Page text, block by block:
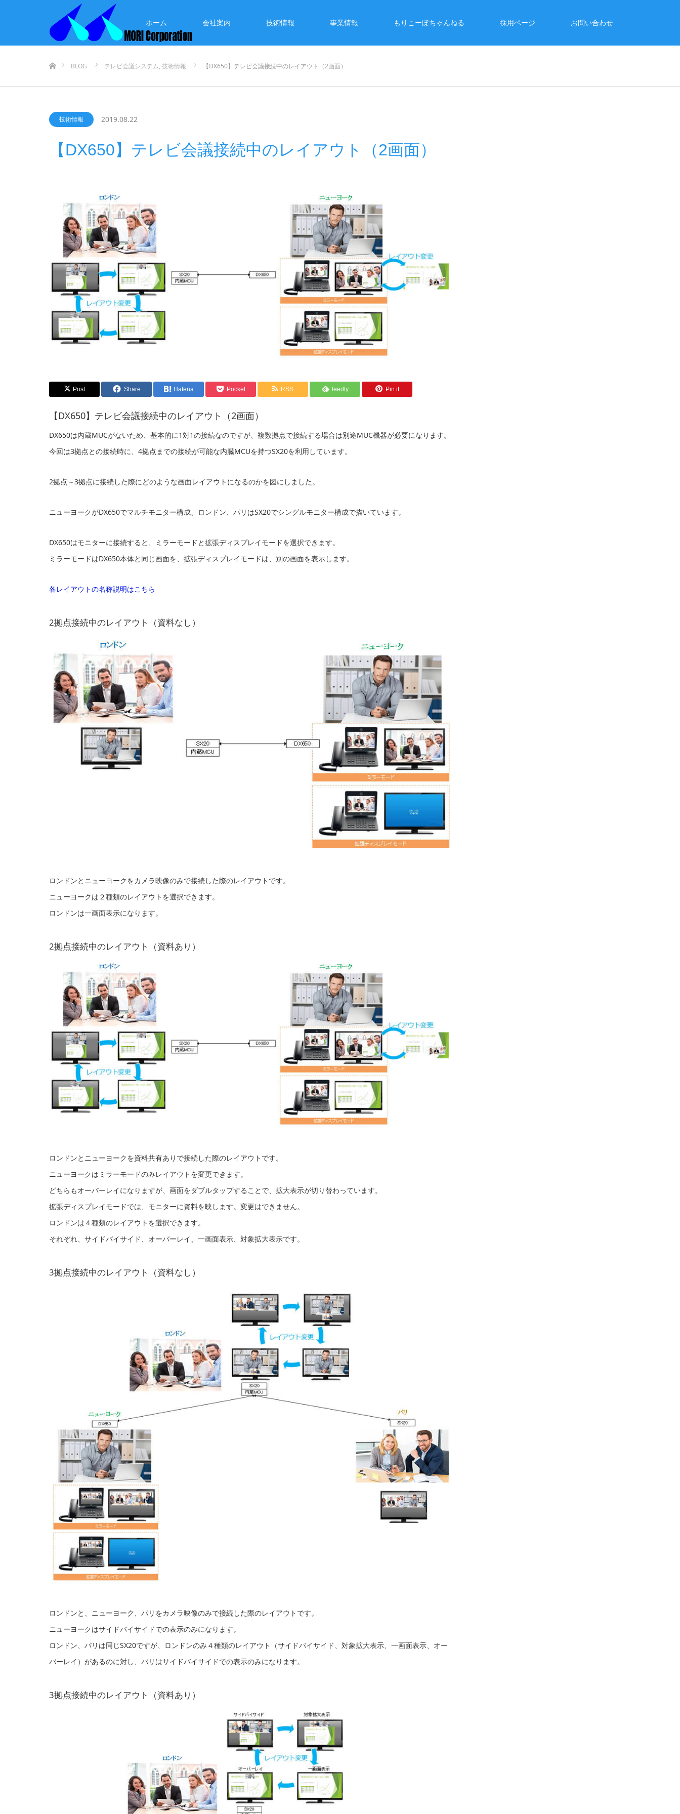
ホーム 会社案内 技術情報 事業情報 もりこーぽちゃんねる 採用ページ お問い合わせ
BLOG
テレビ会議システム, 技術情報 【DX650】テレビ会議接続中のレイアウト（2画面）
技術情報 2019.08.22
【DX650】テレビ会議接続中のレイアウト（2画面）
Post Share Hatena Pocket RSS feedly Pin it
【DX650】テレビ会議接続中のレイアウト（2画面）
DX650は内蔵MUCがないため、基本的に1対1の接続なのですが、複数拠点で接続する場合は別途MUC機器が必要になります。
今回は3拠点との接続時に、4拠点までの接続が可能な内臓MCUを持つSX20を利用しています。
2拠点～3拠点に接続した際にどのような画面レイアウトになるのかを図にしました。
ニューヨークがDX650でマルチモニター構成、ロンドン、パリはSX20でシングルモニター構成で描いています。
DX650はモニターに接続すると、ミラーモードと拡張ディスプレイモードを選択できます。
ミラーモードはDX650本体と同じ画面を、拡張ディスプレイモードは、別の画面を表示します。
各レイアウトの名称説明はこちら
2拠点接続中のレイアウト（資料なし）
ロンドンとニューヨークをカメラ映像のみで接続した際のレイアウトです。
ニューヨークは２種類のレイアウトを選択できます。
ロンドンは一画面表示になります。
2拠点接続中のレイアウト（資料あり）
ロンドンとニューヨークを資料共有ありで接続した際のレイアウトです。
ニューヨークはミラーモードのみレイアウトを変更できます。
どちらもオーバーレイになりますが、画面をダブルタップすることで、拡大表示が切り替わっています。
拡張ディスプレイモードでは、モニターに資料を映します。変更はできません。
ロンドンは４種類のレイアウトを選択できます。
それぞれ、サイドバイサイド、オーバーレイ、一画面表示、対象拡大表示です。
3拠点接続中のレイアウト（資料なし）
ロンドンと、ニューヨーク、パリをカメラ映像のみで接続した際のレイアウトです。
ニューヨークはサイドバイサイドでの表示のみになります。
ロンドン、パリは同じSX20ですが、ロンドンのみ４種類のレイアウト（サイドバイサイド、対象拡大表示、一画面表示、オー
バーレイ）があるのに対し、パリはサイドバイサイドでの表示のみになります。
3拠点接続中のレイアウト（資料あり）